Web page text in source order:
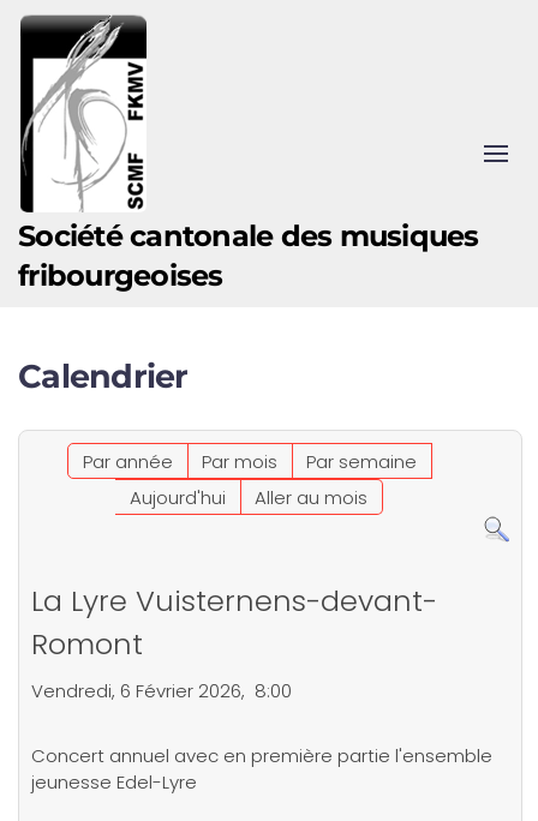
Accéder au contenu principal
Société cantonale des musiques
fribourgeoises
Calendrier
Par année Par mois
Par semaine
Aujourd'hui
Aller au mois
La Lyre Vuisternens-devant-
Romont
Vendredi, 6 Février 2026, 8:00
Concert annuel avec en première partie l'ensemble
jeunesse Edel-Lyre